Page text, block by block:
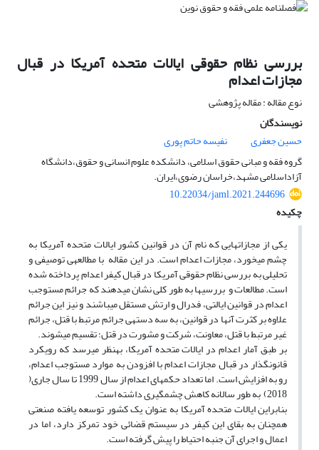
بررسی نظام حقوقی ایالات متحده آمریکا در قبال
مجازات اعدام
نوع مقاله : مقاله پژوهشی
نویسندگان
حسین جعفری
نفیسه حاتم پوری
گروه فقه و مبانی حقوق اسلامی، دانشکده علوم انسانی و حقوق،دانشگاه
آزاداسلامی مشهد،خراسان رضوی،ایران.
10.22034/jaml.2021.244696
چکیده
یکی از مجازات­هایی که نام آن در قوانین کشور ایالات متحده آمریکا به
چشم می­خورد، مجازات اعدام است. در این مقاله با مطالعه­ی توصیفی و
تحلیلی به بررسی نظام حقوقی آمریکا در قبال کیفر اعدام پرداخته شده
است. مطالعات و بررسی­ها به­ طور کلی نشان­ می­دهند که جرائم مستوجب
اعدام در قوانین ایالتی، فدرال و ارتش مستقل می­باشند و نیز این جرائم
علاوه بر کثرت آن­ها در قوانین، به سه دسته­ی جرائم مرتبط با قتل، جرائم
غیر مرتبط با قتل، معاونت، شرکت و مشورت در قتل؛ تقسیم می­شوند.
بر طبق آمار اعدام در ایالات متحده آمریکا، به­نظر می­رسد که رویکرد
قانون­گذار در قبال مجازات اعدام با افزودن به موارد مستوجب اعدام،
رو به افزایش است. اما تعداد حکم­های اعدام از سال 1999 تا سال جاری(
2018) به ­طور سالانه کاهش چشم­گیری داشته است.
بنابراین ایالات متحده آمریکا به عنوان یک کشور توسعه یافته صنعتی
همچنان به بقای این کیفر در سیستم قضائی خود تمرکز دارد، اما در
اعمال و اجرای آن جنبه احتیاط را پیش گرفته است.